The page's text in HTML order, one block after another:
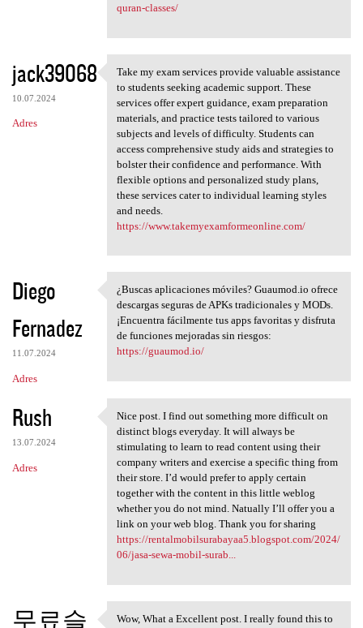
quran-classes/
jack39068
10.07.2024
Adres
Take my exam services provide
Take my exam services provide valuable assistance
to students seeking academic support. These
services offer expert guidance, exam preparation
materials, and practice tests tailored to various
subjects and levels of difficulty. Students can
access comprehensive study aids and strategies to
bolster their confidence and performance. With
flexible options and personalized study plans,
these services cater to individual learning styles
and needs.
https://www.takemyexamformeonline.com/
Diego
Fernadez
11.07.2024
Adres
¿Buscas aplicaciones móviles?
¿Buscas aplicaciones móviles? Guaumod.io ofrece
descargas seguras de APKs tradicionales y MODs.
¡Encuentra fácilmente tus apps favoritas y disfruta
de funciones mejoradas sin riesgos:
https://guaumod.io/
Rush
13.07.2024
Adres
Nice post. I find out
Nice post. I find out something more difficult on
distinct blogs everyday. It will always be
stimulating to learn to read content using their
company writers and exercise a specific thing from
their store. I’d would prefer to apply certain
together with the content in this little weblog
whether you do not mind. Natually I’ll offer you a
link on your web blog. Thank you for sharing
https://rentalmobilsurabayaa5.blogspot.com/2024/
06/jasa-sewa-mobil-surab...
무료슬
Wow, What a Excellent post. I really found this to